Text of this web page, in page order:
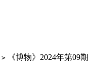
> 《博物》2024年第09期